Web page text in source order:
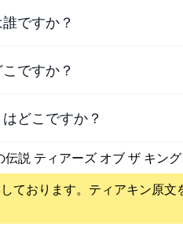
ですか？
ですか？
どこですか？
説 ティアーズ オブ ザ キン
ております。 ティアキン原文